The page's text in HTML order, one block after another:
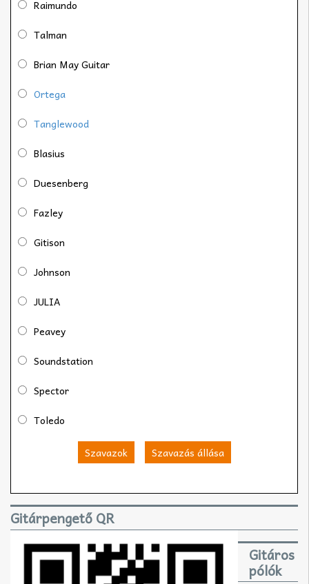
Raimundo
Talman
Brian May Guitar
Ortega
Tanglewood
Blasius
Duesenberg
Fazley
Gitison
Johnson
JULIA
Peavey
Soundstation
Spector
Toledo
Szavazok Szavazás állása
Gitárpengető QR
Gitáros
pólók